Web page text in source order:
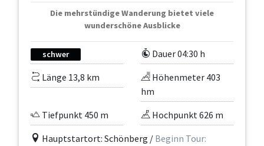
Die mehrstündige Wanderung bietet viele
wunderschöne Ausblicke
schwer
Dauer 04:30 h
Länge 13,8 km
Höhenmeter 403
hm
Tiefpunkt 450 m
Hochpunkt 626 m
Hauptstartort: Schönberg / Beginn Tour: